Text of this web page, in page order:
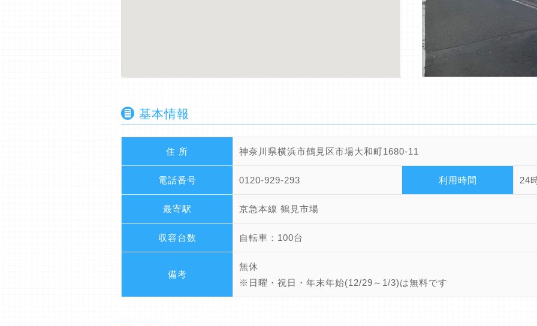
基本情報
住 所 神奈川県横浜市鶴見区市場大和町1680-11
電話番号 0120-929-293 利用時間 24
最寄駅 京急本線 鶴見市場
収容台数 自転車：100台
備考
無休
※日曜・祝日・年末年始(12/29～1/3)は無料です